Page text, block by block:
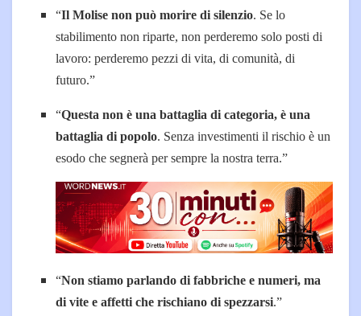
“Il Molise non può morire di silenzio. Se lo
stabilimento non riparte, non perderemo solo posti di
lavoro: perderemo pezzi di vita, di comunità, di
futuro.”
“Questa non è una battaglia di categoria, è una
battaglia di popolo. Senza investimenti il rischio è un
esodo che segnerà per sempre la nostra terra.”
“Non stiamo parlando di fabbriche e numeri, ma
di vite e affetti che rischiano di spezzarsi.”